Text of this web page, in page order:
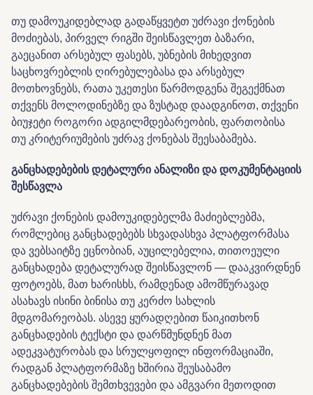
თუ დამოუკიდებლად გადაწყვეტთ უძრავი ქონების
მოძიებას, პირველ რიგში შეისწავლეთ ბაზარი,
გაეცანით არსებულ ფასებს, უბნების მიხედვით
საცხოვრებლის ღირებულებასა და არსებულ
მოთხოვნებს, რათა უკეთესი წარმოდგენა შეგექმნათ
თქვენს მოლოდინებზე და ზუსტად დაადგინოთ, თქვენი
ბიუჯეტი როგორი ადგილმდებარეობის, ფართობისა
თუ კრიტერიუმების უძრავ ქონებას შეესაბამება.
განცხადებებისდეტალურიანალიზიდა დოკუმენტაციის
შესწავლა
უძრავი ქონების დამოუკიდებელმა მაძიებლებმა,
რომლებიც განცხადებებს სხვადასხვა პლატფორმასა
და ვებსაიტზე ეცნობიან, აუცილებელია, თითოეული
განცხადება დეტალურად შეისწავლონ — დააკვირდნენ
ფოტოებს, მათ ხარისხს, რამდენად ამომწურავად
ასახავს ისინი ბინისა თუ კერძო სახლის
მდგომარეობას. ასევე ყურადღებით წაიკითხონ
განცხადების ტექსტი და დარწმუნდნენ მათ
ადეკვატურობას და სრულყოფილ ინფორმაციაში,
რადგან პლატფორმაზე ხშირია შეუსაბამო
განცხადებების შემთხვევები და ამგვარი მეთოდით